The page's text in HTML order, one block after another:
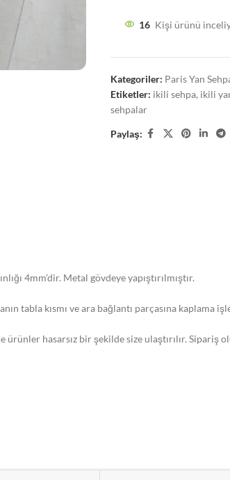
16 Kişi ürünü
Kategoriler: Paris Yan
Etiketler: ikili sehpa, ikili
sehpalar
Paylaş:
4mm’dir. Metal gövdeye yapıştırılmıştır.
tabla kısmı ve ara bağlantı parçasına kaplama
hasarsız bir şekilde size ulaştırılır.